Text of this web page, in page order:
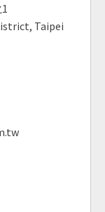
Taipei